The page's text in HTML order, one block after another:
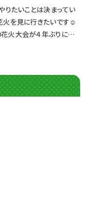
体験☆ わんちゃんの
験
りたいことは決まってい
火を見に行きたいです☺
火大会が４年ぶりに開
サンスのオープンキャン
ね◎ ※日程や体験メ
るためご注意ください！